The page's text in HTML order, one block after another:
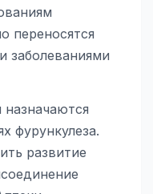
переносятся
заболеваниями
фурункулеза.
развитие